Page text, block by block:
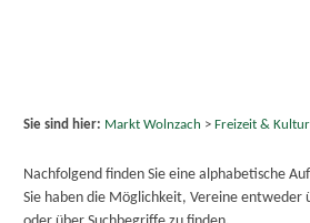
Sie sind hier: Markt Wolnzach > Freizeit & Kultur
Nachfolgend finden Sie eine alphabetische
Sie haben die Möglichkeit, Vereine entweder